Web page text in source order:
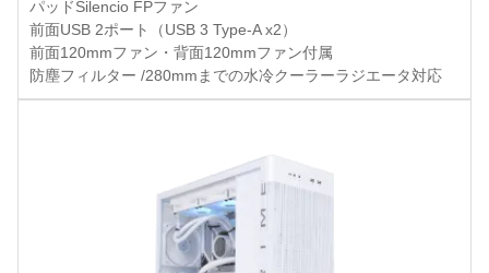
パッドSilencio FPファン
前面USB 2ポート（USB 3 Type-A x2）
前面120mmファン・背面120mmファン付属
防塵フィルター /280mmまでの水冷クーラーラジエータ対応